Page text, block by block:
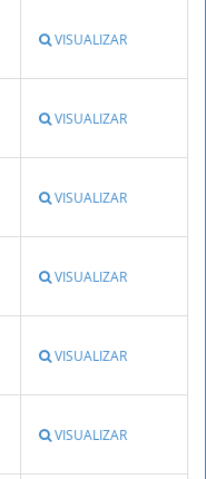
VISUALIZAR
VISUALIZAR
VISUALIZAR
VISUALIZAR
VISUALIZAR
VISUALIZAR